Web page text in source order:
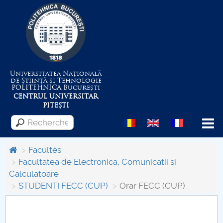
Universitatea Națională
de Știință și Tehnologie
POLITEHNICABucurești
CENTRUL UNIVERSITAR
PITEȘTI
Menu
Despre Universitate
Centrul de Management al Proiectelor
Facultés
Facultatea de Electronica, Comunicatii si
Calculatoare
STUDENTI FECC (CUP)
Orar FECC (CUP)